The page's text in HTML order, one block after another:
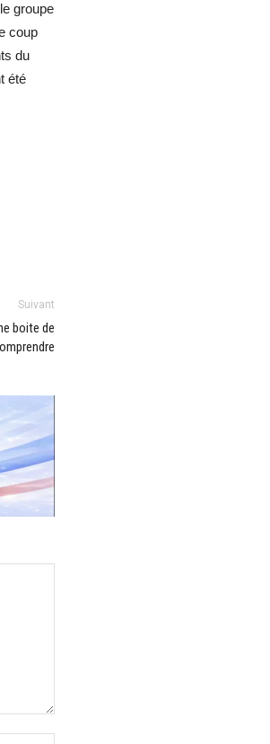
groupe
coup
du
été
Suivant
boite de